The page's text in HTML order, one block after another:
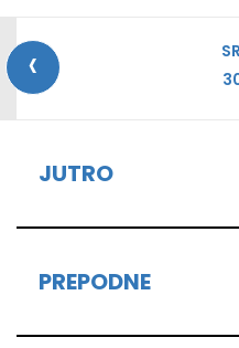
‹
JUTRO
PREPODNE